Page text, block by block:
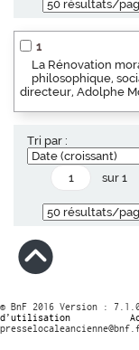
1
La Rénovation
philosophique,
directeur, Adolphe
Tri par :
sur 1
© BnF 2016 Version :
d’utilisation